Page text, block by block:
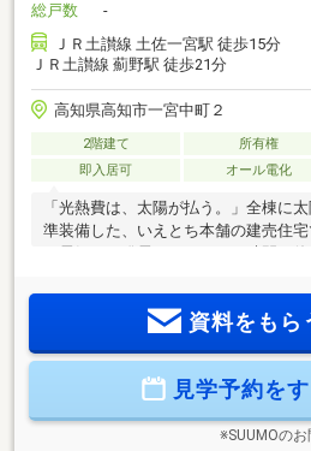
総戸数
-
ＪＲ土讃線 土佐一宮駅 徒歩15分
ＪＲ土讃線 薊野駅 徒歩21分
高知県高知市一宮中町２
2階建て 所有権
即入居可
オール電化
「光熱費は、太陽が払う。」全棟に
準装備した、いえとち本舗の建売住
た電気は、発電しているその時間に
時間帯と重なります。買う電気を減
らしが叶います。【周辺環境】☆あ
資料をもら
見学予約を
※SUUMOの